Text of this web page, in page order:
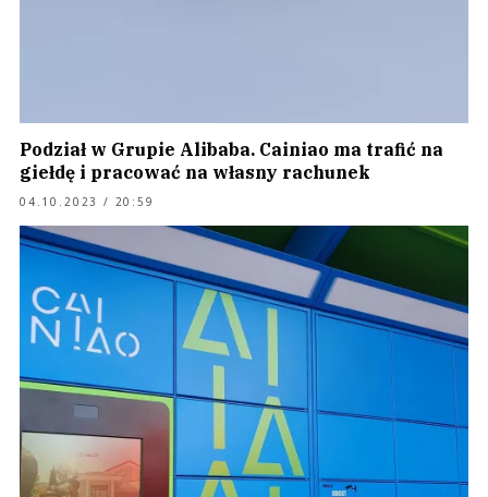
Podział w Grupie Alibaba. Cainiao ma trafić na
giełdę i pracować na własny rachunek
04.10.2023 / 20:59